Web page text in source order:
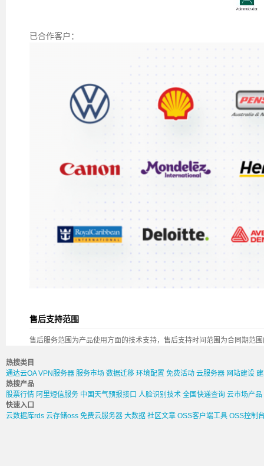
已合作客户：
售后支持范围
售后服务范围为产品使用方面的技术支持，售后支持时间范围为合同期范
热搜类目
通达云OA VPN服务器 服务市场 数据迁移 环境配置 免费活动 云服务器 网站建设
热搜产品
股票行情 阿里短信服务 中国天气预报接口 人脸识别技术 全国快递查询 云市场产品
快速入口
云数据库rds 云存储oss 免费云服务器 大数据 社区文章 OSS客户端工具 OSS控制